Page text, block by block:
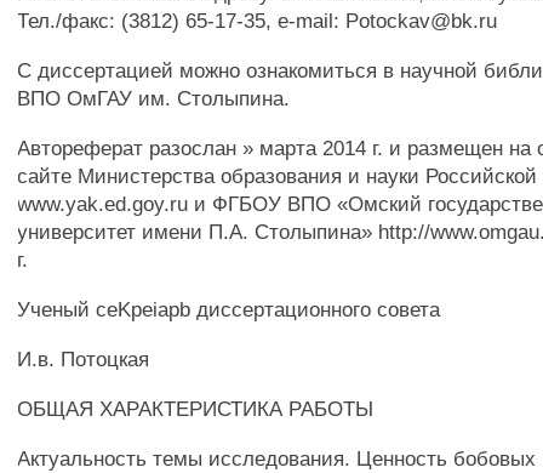
Тел./факс: (3812) 65-17-35, e-mail: Potockav@bk.ru
С диссертацией можно ознакомиться в научной
ВПО ОмГАУ им. Столыпина.
Автореферат разослан » марта 2014 г. и размещен
сайте Министерства образования и науки
www.yak.ed.goy.ru и ФГБОУ ВПО «Омский
университет имени П.А. Столыпина» http://
г.
Ученый ceKpeiapb диссертационного совета
И.в. Потоцкая
ОБЩАЯ ХАРАКТЕРИСТИКА РАБОТЫ
Актуальность темы исследования. Ценность бобовых